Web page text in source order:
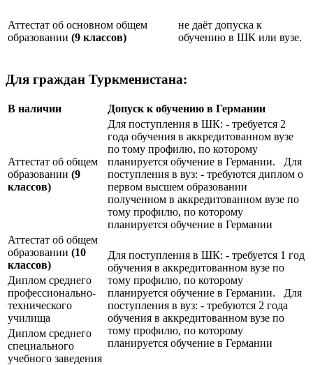
Аттестат об основном общем
образовании (9 классов)
не даёт допуска к
обучению в ШК или вузе.
Для граждан Туркменистана:
В наличии Допуск к обучению в Германии
Аттестат об общем
образовании (9
классов)
Для поступления в ШК: - требуется 2
года обучения в аккредитованном вузе
по тому профилю, по которому
планируется обучение в Германии. Для
поступления в вуз: - требуются диплом о
первом высшем образовании
полученном в аккредитованном вузе по
тому профилю, по которому
планируется обучение в Германии
Аттестат об общем
образовании (10
классов)
Для поступления в ШК: - требуется 1 год
обучения в аккредитованном вузе по
тому профилю, по которому
планируется обучение в Германии. Для
поступления в вуз: - требуются 2 года
обучения в аккредитованном вузе по
тому профилю, по которому
планируется обучение в Германии
Диплом среднего
профессионально-
технического
училища
Диплом среднего
специального
учебного заведения